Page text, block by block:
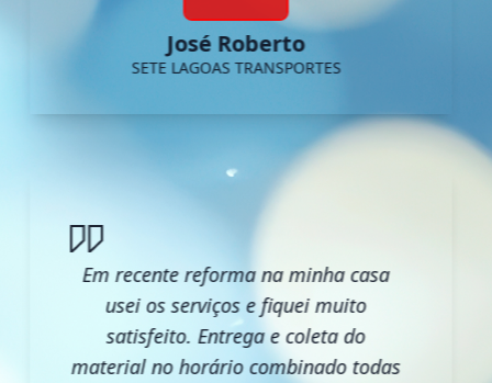
José Roberto
SETE LAGOAS TRANSPORTES
Em recente reforma na minha casa
usei os serviços e fiquei muito
satisfeito. Entrega e coleta do
material no horário combinado todas